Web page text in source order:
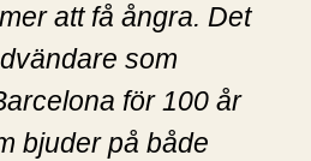
att få ångra. Det
som
för 100 år
bjuder på både